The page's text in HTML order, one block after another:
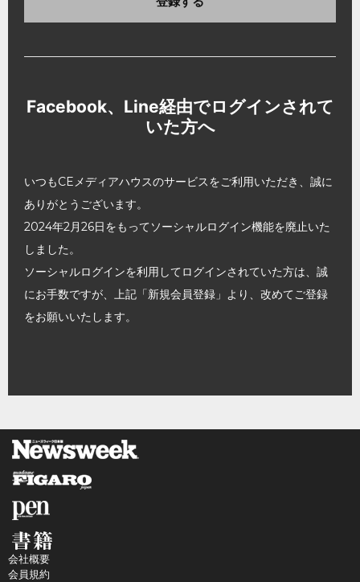
Facebook、Line経由でログインされて
いた方へ
いつもCEメディアハウスのサービスをご利用いただき、誠に
ありがとうございます。
2024年2月26日をもってソーシャルログイン機能を廃止いた
しました。
ソーシャルログインを利用してログインされていた方は、誠
にお手数ですが、上記「新規会員登録」より、改めてご登録
をお願いいたします。
会社概要
会員規約